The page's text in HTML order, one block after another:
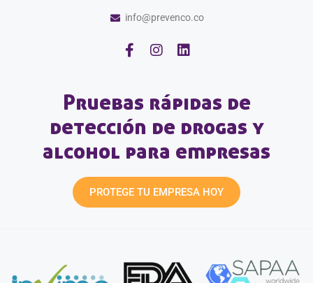
info@prevenco.co
Pruebas rápidas de
detección de drogas y
alcohol para empresas
PROTEGE TU EMPRESA HOY